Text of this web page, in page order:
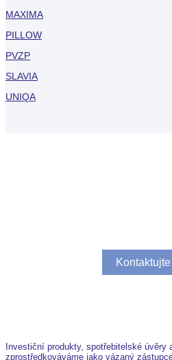
MAXIMA
PILLOW
PVZP
SLAVIA
UNIQA
Investiční produkty, spotřebitelské úvěry
zprostředkováváme jako vázaný